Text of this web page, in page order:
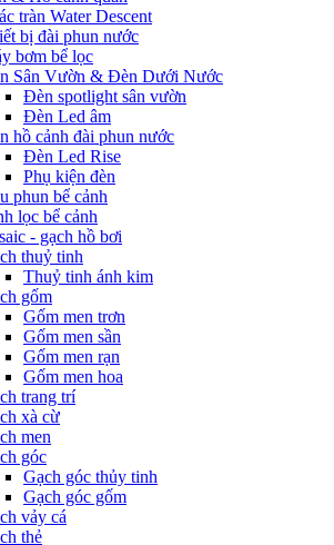
tràn Water Descent
bị đài phun nước
bơm bể lọc
Sân Vườn & Đèn Dưới Nước
Đèn spotlight sân vườn
Đèn Led âm
hồ cảnh đài phun nước
Đèn Led Rise
Phụ kiện đèn
phun bể cảnh
lọc bể cảnh
- gạch hồ bơi
thuỷ tinh
Thuỷ tinh ánh kim
gốm
Gốm men trơn
Gốm men sần
Gốm men rạn
Gốm men hoa
trang trí
xà cừ
men
góc
Gạch góc thủy tinh
Gạch góc gốm
vảy cá
thẻ